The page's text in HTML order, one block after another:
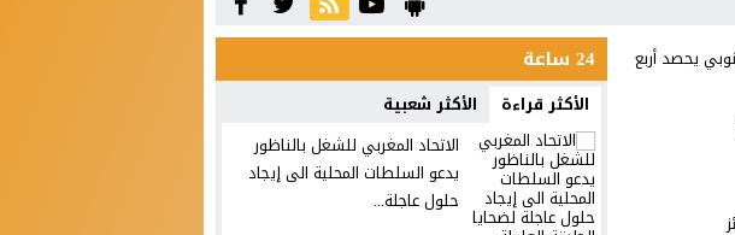
يحصد أربع 24 ساعة
الأكثر قراءة الأكثر شعبية
الاتحاد المغربي للشغل بالناظور
يدعو السلطات المحلية الى إيجاد
حلول عاجلة...